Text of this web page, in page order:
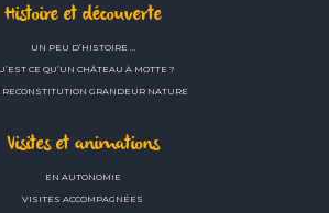
Histoire et découverte
UN PEU D’HISTOIRE …
CE QU’UN CHÂTEAU À MOTTE ?
RECONSTITUTION GRANDEUR NATURE
Visites et animations
EN AUTONOMIE
VISITES ACCOMPAGNÉES